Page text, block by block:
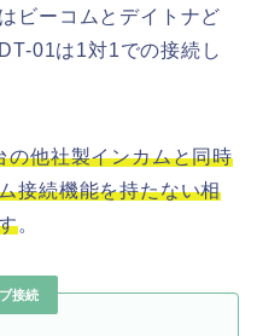
ビーコムとデイトナど
01は1対1での接続し
の他社製インカムと同時
接続機能を持たない相
。
接続